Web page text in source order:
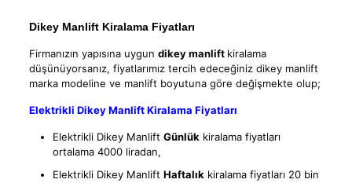
Dikey Manlift Kiralama Fiyatları
Firmanızın yapısına uygun dikey manlift kiralama
düşünüyorsanız, fiyatlarımız tercih edeceğiniz dikey manlift
marka modeline ve manlift boyutuna göre değişmekte olup;
Elektrikli Dikey Manlift Kiralama Fiyatları
Elektrikli Dikey Manlift Günlük kiralama fiyatları
ortalama 4000 liradan,
Elektrikli Dikey Manlift Haftalık kiralama fiyatları 20 bin